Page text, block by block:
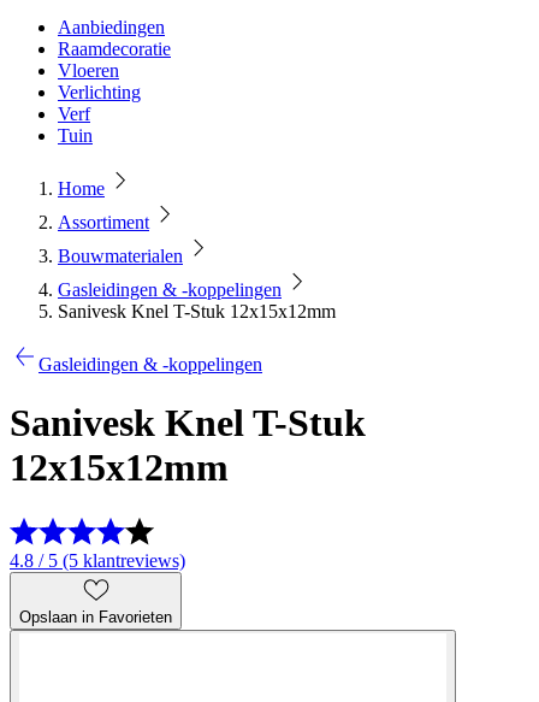
Aanbiedingen
Raamdecoratie
Vloeren
Verlichting
Verf
Tuin
Home
Assortiment
Bouwmaterialen
Gasleidingen & -koppelingen
Sanivesk Knel T-Stuk 12x15x12mm
Gasleidingen & -koppelingen
Sanivesk Knel T-Stuk
12x15x12mm
4.8 / 5 (5 klantreviews)
Opslaan in Favorieten